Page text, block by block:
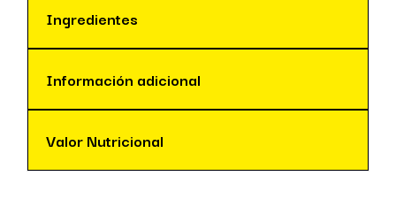
Ingredientes
Información adicional
Valor Nutricional